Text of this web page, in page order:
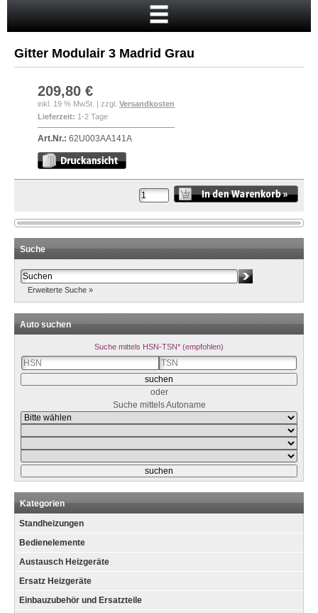
Neukunde?
Kasse
Anmelden
Gitter Modulair 3 Madrid Grau
209,80 €
inkl. 19 % MwSt. | zzgl. Versandkosten
Lieferzeit: 1-2 Tage
Art.Nr.: 62U003AA141A
Suche
Erweiterte Suche »
Auto suchen
Suche mittels HSN-TSN* (empfohlen)
oder
Suche mittels Autoname
Kategorien
Standheizungen
Bedienelemente
Austausch Heizgeräte
Ersatz Heizgeräte
Einbauzubehör und Ersatzteile